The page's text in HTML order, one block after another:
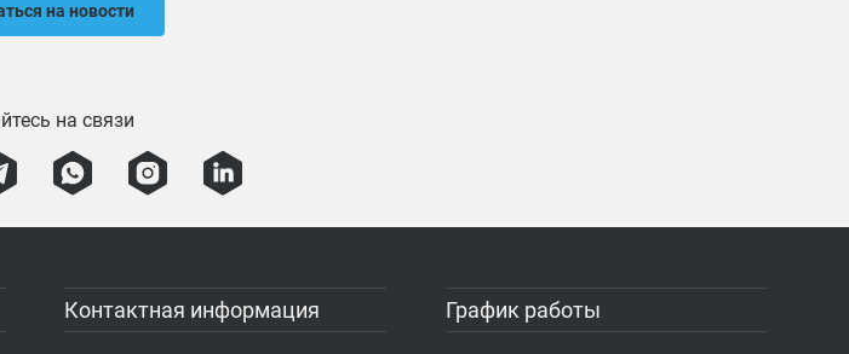
на новости
на связи
Контактная информация График работы